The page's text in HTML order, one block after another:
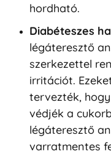
hordható.
Diabéteszes
légáteresztő
szerkezettel
irritációt.
tervezték,
védjék a
légáteresztő
varratmentes